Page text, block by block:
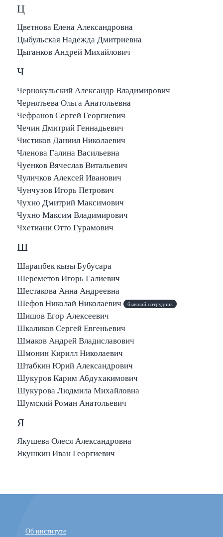
Ц
Цветнова Елена Александровна
Цыбульская Надежда Дмитриевна
Цыганков Андрей Михайлович
Ч
Чернокульский Александр Владимирович
Чернятьева Ольга Анатольевна
Чефранов Сергей Георгиевич
Чечин Дмитрий Геннадьевич
Чистиков Даниил Николаевич
Членова Галина Васильевна
Чуенков Вячеслав Витальевич
Чуличков Алексей Иванович
Чунчузов Игорь Петрович
Чухно Дмитрий Максимович
Чухно Максим Владимирович
Чхетиани Отто Гурамович
Ш
Шарапбек кызы Бубусара
Шереметов Игорь Галиевич
Шестакова Анна Андреевна
Шефов Николай Николаевич
бывший сотрудник
Шишов Егор Алексеевич
Шкаликов Сергей Евгеньевич
Шмаков Андрей Владиславович
Шмонин Кирилл Николаевич
Штабкин Юрий Александрович
Шукуров Карим Абдухакимович
Шукурова Людмила Михайловна
Шумский Роман Анатольевич
Я
Якушева Олеся Александровна
Якушкин Иван Георгиевич
Об институте